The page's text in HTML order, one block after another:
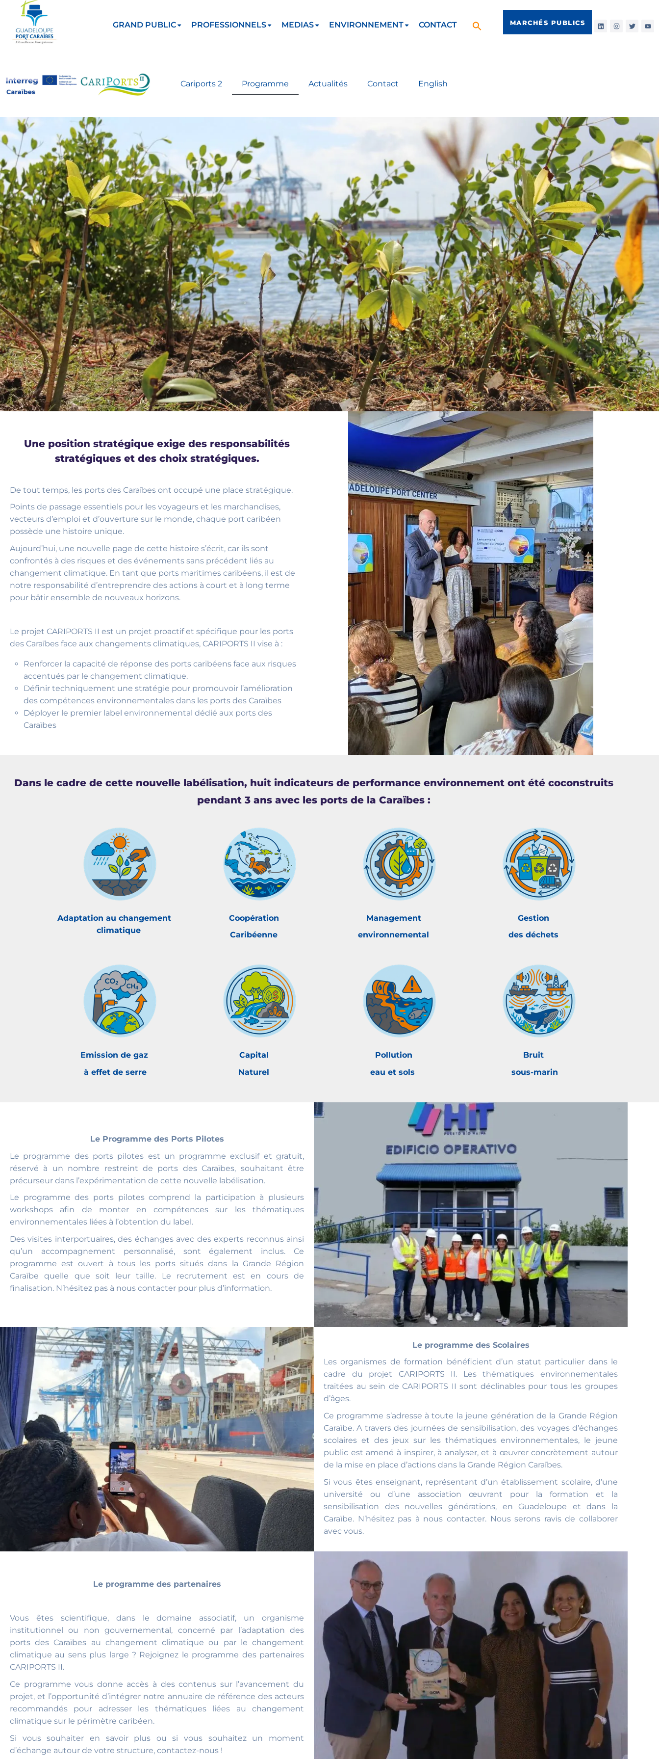
GRAND PUBLIC PROFESSIONNELS MEDIAS ENVIRONNEMENT CONTACT MARCHÉS PUBLICS
Cariports 2 Programme Actualités Contact English
Programme
Le projet CARIPORTS II :
nouveaux horizons
Une position stratégique exige des responsabilités
stratégiques et des choix stratégiques.
De tout temps, les ports des Caraïbes ont occupé une place stratégique.
Points de passage essentiels pour les voyageurs et les marchandises,
vecteurs d’emploi et d’ouverture sur le monde, chaque port caribéen
possède une histoire unique.
Aujourd’hui, une nouvelle page de cette histoire s’écrit, car ils sont
confrontés à des risques et des événements sans précédent liés au
changement climatique. En tant que ports maritimes caribéens, il est de
notre responsabilité d’entreprendre des actions à court et à long terme
pour bâtir ensemble de nouveaux horizons.
Le projet CARIPORTS II est un projet proactif et spécifique pour les ports
des Caraïbes face aux changements climatiques, CARIPORTS II vise à :
Renforcer la capacité de réponse des ports caribéens face aux risques
accentués par le changement climatique.
Définir techniquement une stratégie pour promouvoir l’amélioration
des compétences environnementales dans les ports des Caraïbes
Déployer le premier label environnemental dédié aux ports des
Caraïbes
Dans le cadre de cette nouvelle labélisation, huit indicateurs de performance environnement ont été coconstruits
pendant 3 ans avec les ports de la Caraïbes :
Adaptation au changement
climatique
Coopération
Caribéenne
Management
environnemental
Gestion
des déchets
Emission de gaz
à effet de serre
Capital
Naturel
Pollution
eau et sols
Bruit
sous-marin
Le Programme des Ports Pilotes
Le programme des ports pilotes est un programme exclusif et gratuit,
réservé à un nombre restreint de ports des Caraïbes, souhaitant être
précurseur dans l’expérimentation de cette nouvelle labélisation.
Le programme des ports pilotes comprend la participation à plusieurs
workshops afin de monter en compétences sur les thématiques
environnementales liées à l’obtention du label.
Des visites interportuaires, des échanges avec des experts reconnus ainsi
qu’un accompagnement personnalisé, sont également inclus. Ce
programme est ouvert à tous les ports situés dans la Grande Région
Caraïbe quelle que soit leur taille. Le recrutement est en cours de
finalisation. N’hésitez pas à nous contacter pour plus d’information.
Le programme des Scolaires
Les organismes de formation bénéficient d’un statut particulier dans le
cadre du projet CARIPORTS II. Les thématiques environnementales
traitées au sein de CARIPORTS II sont déclinables pour tous les groupes
d’âges.
Ce programme s’adresse à toute la jeune génération de la Grande Région
Caraïbe. A travers des journées de sensibilisation, des voyages d’échanges
scolaires et des jeux sur les thématiques environnementales, le jeune
public est amené à inspirer, à analyser, et à œuvrer concrètement autour
de la mise en place d’actions dans la Grande Région Caraïbes.
Si vous êtes enseignant, représentant d’un établissement scolaire, d’une
université ou d’une association œuvrant pour la formation et la
sensibilisation des nouvelles générations, en Guadeloupe et dans la
Caraïbe. N’hésitez pas à nous contacter. Nous serons ravis de collaborer
avec vous.
Le programme des partenaires
Vous êtes scientifique, dans le domaine associatif, un organisme
institutionnel ou non gouvernemental, concerné par l’adaptation des
ports des Caraïbes au changement climatique ou par le changement
climatique au sens plus large ? Rejoignez le programme des partenaires
CARIPORTS II.
Ce programme vous donne accès à des contenus sur l’avancement du
projet, et l’opportunité d’intégrer notre annuaire de référence des acteurs
recommandés pour adresser les thématiques liées au changement
climatique sur le périmètre caribéen.
Si vous souhaiter en savoir plus ou si vous souhaitez un moment
d’échange autour de votre structure, contactez-nous !